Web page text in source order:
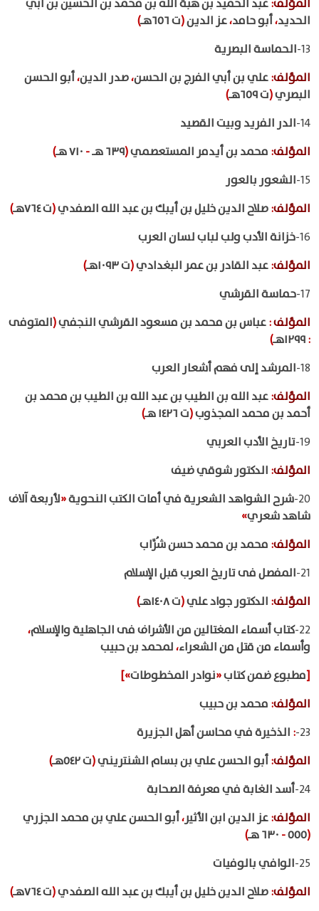
المؤلف:عبد الحميد بن هبة الله بن محمد بن الحسين بن أبي
الحديد،أبو حامد،عز الدين(ت ٦٥٦هـ
)
13- الحماسة البصرية
المؤلف:علي بن أبي الفرج بن الحسن،صدر الدين،أبو الحسن
البصري(ت ٦٥٩هـ
)
14- الدر الفريد وبيت القصيد
المؤلف: محمد بن أيدمر المستعصمي(٦٣٩ هـ -
)
15- الشعور بالعور
المؤلف:صلاح الدين خليل بن أيبك بن عبد الله الصفدي(ت ٧٦٤هـ
)
16- خزانة الأدب ولب لباب لسان العرب
المؤلف:عبد القادر بن عمر البغدادي(ت ١٠٩٣هـ
)
17- حماسة القرشي
المؤلف:عباس بن محمد بن مسعود القرشي النجفي(المتوفى
:
)
18- المرشد إلى فهم أشعار العرب
المؤلف:عبد الله بن الطيب بن عبد الله بن الطيب بن محمد بن
أحمد بن محمد المجذوب(ت ١٤٢٦ هـ
)
19- تاريخ الأدب العربي
المؤلف: الدكتور شوقي ضيف
20- شرح الشواهد الشعرية في أمات الكتب النحوية«لأربعة آلاف
شاهد شعري»
المؤلف: محمد بن محمد حسن شُرَّاب
21- المفصل فى تاريخ العرب قبل الإسلام
المؤلف: الدكتور جواد علي(ت ١٤٠٨هـ
)
22- كتاب أسماء المغتالين من الأشراف فى الجاهلية والإسلام،
وأسماء من قتل من الشعراء،لمحمد بن حبيب
[مطبوع ضمن كتاب«نوادر المخطوطات»]
المؤلف: محمد بن حبيب
23-
: الذخيرة في محاسن أهل الجزيرة
المؤلف:أبو الحسن علي بن بسام الشنتريني(ت ٥٤٢هـ
)
24- أسد الغابة في معرفة الصحابة
المؤلف:عز الدين ابن الأثير،أبو الحسن علي بن محمد الجزري
(٥٥٥-
)
25- الوافي بالوفيات
المؤلف:صلاح الدين خليل بن أيبك بن عبد الله الصفدي(ت ٧٦٤هـ
)